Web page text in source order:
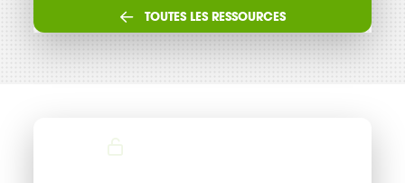
ABONNEZ-VOUS À NOS NEWSLETTERS
Court-circuit EnRoute
découvrez les nouveaux projets !
TOUTES LES RESSOURCES